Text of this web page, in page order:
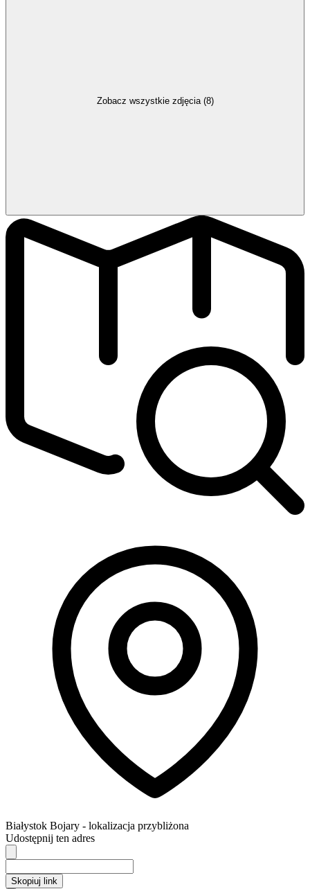
Zobacz wszystkie zdjęcia (8)
Białystok Bojary - lokalizacja przybliżona
Udostępnij ten adres
Skopiuj link